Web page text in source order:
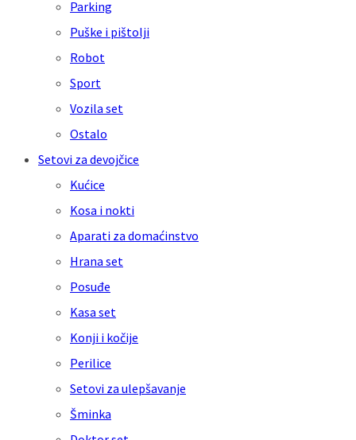
Parking
Puške i pištolji
Robot
Sport
Vozila set
Ostalo
Setovi za devojčice
Kućice
Kosa i nokti
Aparati za domaćinstvo
Hrana set
Posuđe
Kasa set
Konji i kočije
Perilice
Setovi za ulepšavanje
Šminka